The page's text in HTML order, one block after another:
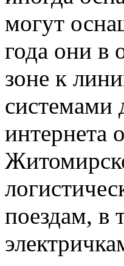
могут
года они в
зоне к
системами
интернета
поездам, в